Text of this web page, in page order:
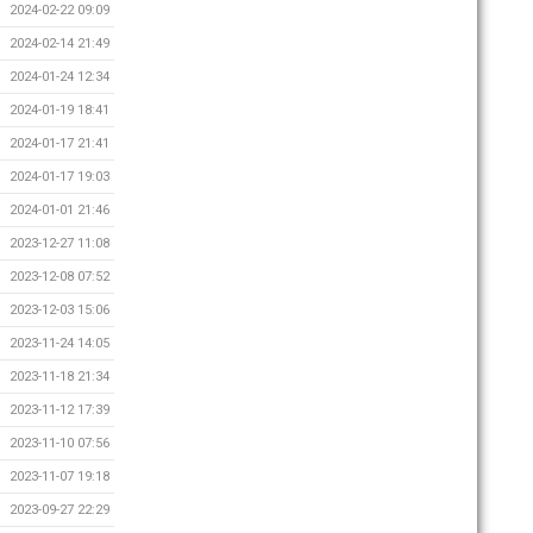
2024-02-22 09:09
2024-02-14 21:49
2024-01-24 12:34
2024-01-19 18:41
2024-01-17 21:41
2024-01-17 19:03
2024-01-01 21:46
2023-12-27 11:08
2023-12-08 07:52
2023-12-03 15:06
2023-11-24 14:05
2023-11-18 21:34
2023-11-12 17:39
2023-11-10 07:56
2023-11-07 19:18
2023-09-27 22:29